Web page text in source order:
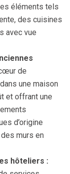
éléments tels
des cuisines
avec vue
de
une maison
et offrant une
d’origine
murs en
hôteliers :